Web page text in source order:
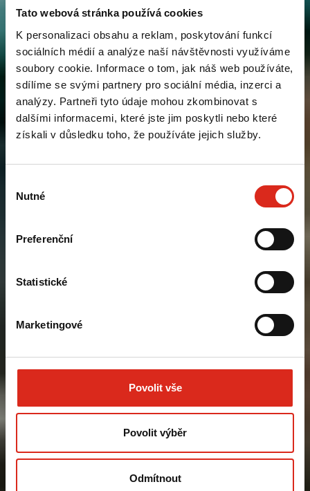
Tato webová stránka používá cookies
K personalizaci obsahu a reklam, poskytování funkcí
sociálních médií a analýze naší návštěvnosti využíváme
soubory cookie. Informace o tom, jak náš web používáte,
sdílíme se svými partnery pro sociální média, inzerci a
analýzy. Partneři tyto údaje mohou zkombinovat s
dalšími informacemi, které jste jim poskytli nebo které
získali v důsledku toho, že používáte jejich služby.
souhlasu
Nutné
Preferenční
Statistické
Marketingové
Povolit vše
Povolit výběr
Odmítnout